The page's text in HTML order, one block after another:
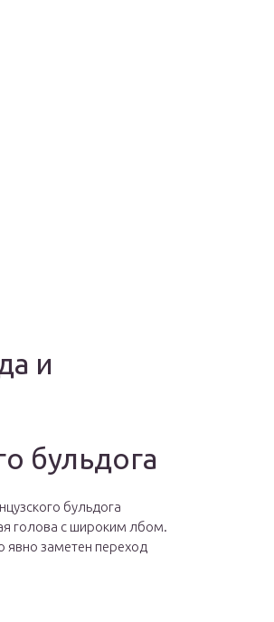
и
бульдога
бульдога
голова с широким лбом.
явно заметен переход